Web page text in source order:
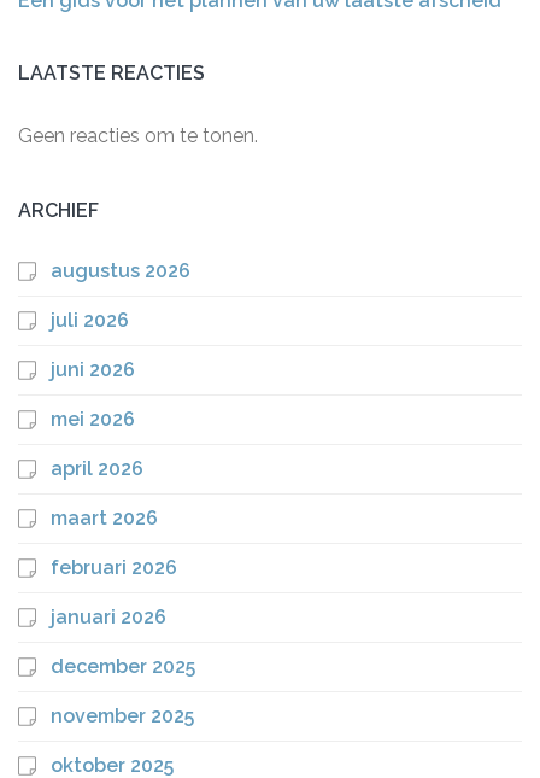
LAATSTE REACTIES
Geen reacties om te tonen.
ARCHIEF
augustus 2026
juli 2026
juni 2026
mei 2026
april 2026
maart 2026
februari 2026
januari 2026
december 2025
november 2025
oktober 2025